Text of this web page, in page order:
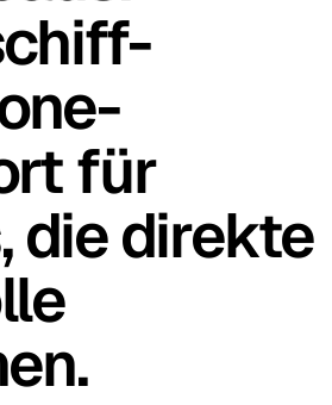
für
die direkte